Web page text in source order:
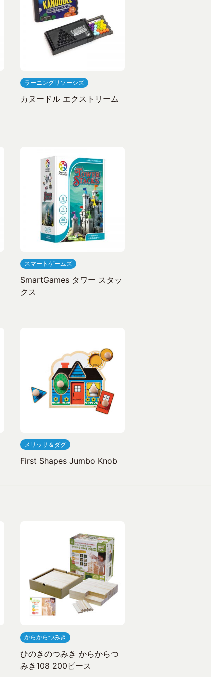
ラーニングリソーシズ
カヌードル エクストリーム
スマートゲームズ
SmartGames タワー スタッ
クス
メリッサ＆ダグ
First Shapes Jumbo Knob
からからつみき
ひのきのつみき からからつ
みき108 200ピース